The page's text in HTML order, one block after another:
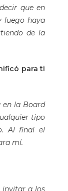
que en
luego haya
de la
para ti
en la Board
tipo
Al final el
mí.
invitar a los